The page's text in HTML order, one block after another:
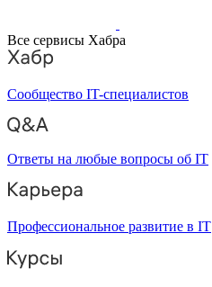
Все сервисы Хабра
Сообщество IT-специалистов
Ответы на любые вопросы об IT
Профессиональное развитие в IT